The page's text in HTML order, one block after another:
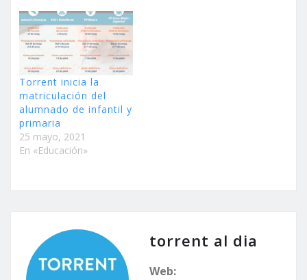
Torrent inicia la
matriculación del
alumnado de infantil y
primaria
25 mayo, 2021
En «Educación»
torrent al dia
Web: